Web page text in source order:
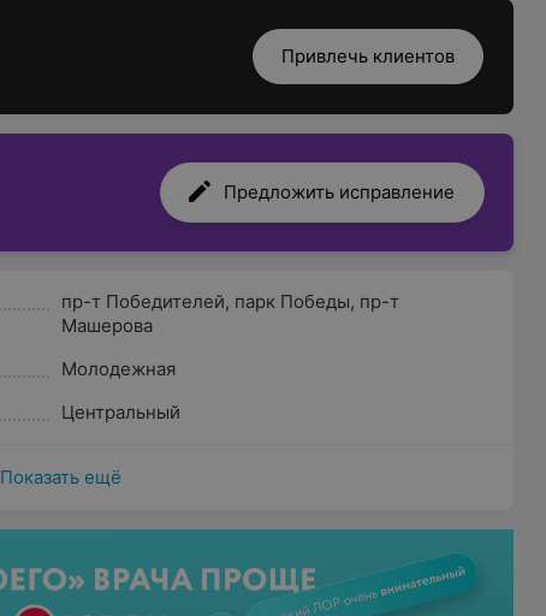
Привлечь клиентов
Предложить исправление
пр-т Победителей, парк Победы, пр-т
Машерова
Молодежная
Центральный
Показать ещё